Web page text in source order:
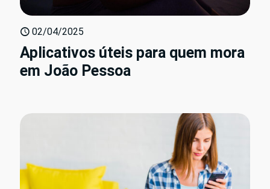
02/04/2025
Aplicativos úteis para quem mora
em João Pessoa